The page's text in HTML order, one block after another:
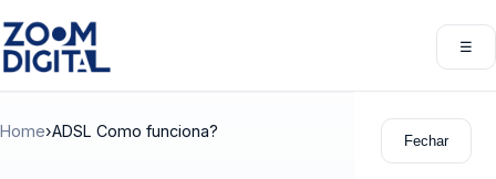
☰
Fechar
Home›ADSL Como funciona?